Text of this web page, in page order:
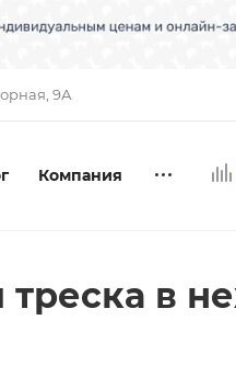
9А
Компания
в